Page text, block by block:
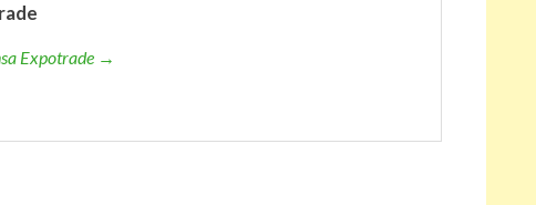
Expotrade →